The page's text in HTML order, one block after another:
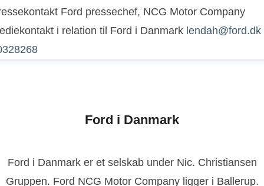
Ford pressechef, NCG Motor Company
i relation til Ford i Danmark lendah@ford.dk
Ford i Danmark
Ford i Danmark er et selskab under Nic. Christiansen
Gruppen. Ford NCG Motor Company ligger i Ballerup.